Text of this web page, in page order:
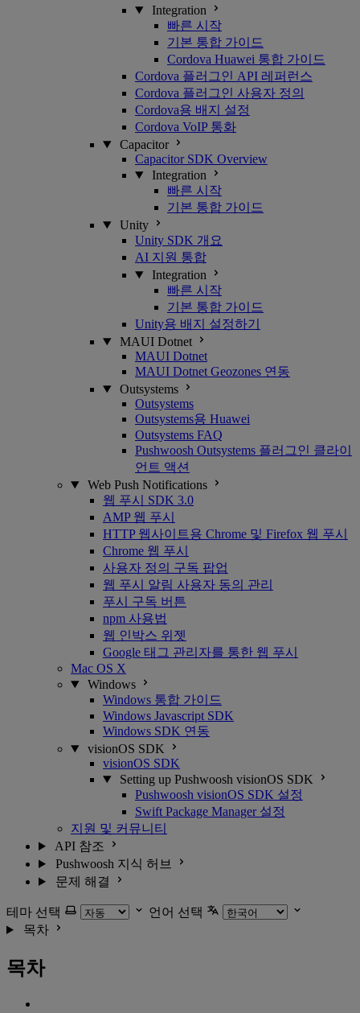
Integration
빠른 시작
기본 통합 가이드
Cordova Huawei 통합 가이드
Cordova 플러그인 API 레퍼런스
Cordova 플러그인 사용자 정의
Cordova용 배지 설정
Cordova VoIP 통화
Capacitor
Capacitor SDK Overview
Integration
빠른 시작
기본 통합 가이드
Unity
Unity SDK 개요
AI 지원 통합
Integration
빠른 시작
기본 통합 가이드
Unity용 배지 설정하기
MAUI Dotnet
MAUI Dotnet
MAUI Dotnet Geozones 연동
Outsystems
Outsystems
Outsystems용 Huawei
Outsystems FAQ
Pushwoosh Outsystems 플러그인 클라이
언트 액션
Web Push Notifications
웹 푸시 SDK 3.0
AMP 웹 푸시
HTTP 웹사이트용 Chrome 및 Firefox 웹 푸시
Chrome 웹 푸시
사용자 정의 구독 팝업
웹 푸시 알림 사용자 동의 관리
푸시 구독 버튼
npm 사용법
웹 인박스 위젯
Google 태그 관리자를 통한 웹 푸시
Mac OS X
Windows
Windows 통합 가이드
Windows Javascript SDK
Windows SDK 연동
visionOS SDK
visionOS SDK
Setting up Pushwoosh visionOS SDK
Pushwoosh visionOS SDK 설정
Swift Package Manager 설정
지원 및 커뮤니티
API 참조
Pushwoosh 지식 허브
문제 해결
테마 선택
언어 선택
목차
목차